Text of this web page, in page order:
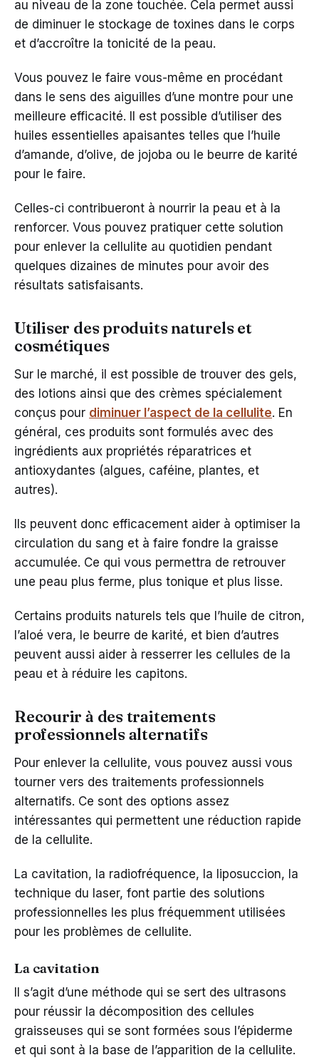
au niveau de la zone touchée. Cela permet aussi
de diminuer le stockage de toxines dans le corps
et d’accroître la tonicité de la peau.
Vous pouvez le faire vous-même en procédant
dans le sens des aiguilles d’une montre pour une
meilleure efficacité. Il est possible d’utiliser des
huiles essentielles apaisantes telles que l’huile
d’amande, d’olive, de jojoba ou le beurre de karité
pour le faire.
Celles-ci contribueront à nourrir la peau et à la
renforcer. Vous pouvez pratiquer cette solution
pour enlever la cellulite au quotidien pendant
quelques dizaines de minutes pour avoir des
résultats satisfaisants.
Utiliser des produits naturels et
cosmétiques
Sur le marché, iI est possible de trouver des gels,
des lotions ainsi que des crèmes spécialement
conçus pour diminuer l’aspect de la cellulite. En
général, ces produits sont formulés avec des
ingrédients aux propriétés réparatrices et
antioxydantes (algues, caféine, plantes, et
autres).
Ils peuvent donc efficacement aider à optimiser la
circulation du sang et à faire fondre la graisse
accumulée. Ce qui vous permettra de retrouver
une peau plus ferme, plus tonique et plus lisse.
Certains produits naturels tels que l’huile de citron,
l’aloé vera, le beurre de karité, et bien d’autres
peuvent aussi aider à resserrer les cellules de la
peau et à réduire les capitons.
Recourir à des traitements
professionnels alternatifs
Pour enlever la cellulite, vous pouvez aussi vous
tourner vers des traitements professionnels
alternatifs. Ce sont des options assez
intéressantes qui permettent une réduction rapide
de la cellulite.
La cavitation, la radiofréquence, la liposuccion, la
technique du laser, font partie des solutions
professionnelles les plus fréquemment utilisées
pour les problèmes de cellulite.
La cavitation
Il s’agit d’une méthode qui se sert des ultrasons
pour réussir la décomposition des cellules
graisseuses qui se sont formées sous l’épiderme
et qui sont à la base de l’apparition de la cellulite.